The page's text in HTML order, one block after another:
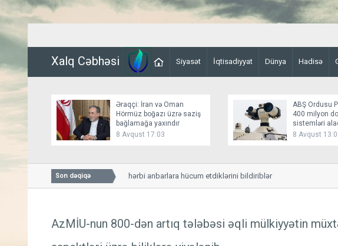
Xalq Cəbhəsi Siyasət İqtisadiyyat Dünya Hadisə
Əraqçi: İran və Oman
Hörmüz boğazı üzrə saziş
bağlamağa yaxındır
8 Avqust 17:03
ABŞ Ordusu
400 milyon
sistemləri
8 Avqust
Son dəqiqə
Husilər Yəməndəki hərbi anbarlara hücum etdiklərini bildiriblər
AzMİU-nun 800-dən artıq tələbəsi əqli mülkiyyətin